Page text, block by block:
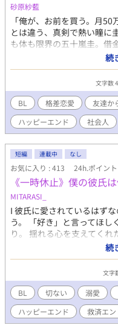
砂原紗藍
「俺が、お前を買う。月
とは違う、真剣で熱い瞳
も体も限界の五十嵐圭。借
ングサイト用“動画モデル”
の親友であり、トラウマ相
代は冗談で弄ばれ、今度
熱く、距離は近く、触れ
「圭、お前は俺のものだよ
れ、心まで奪われそうにな
が交錯する中で、圭は身体
が絡み合い、二人の関係は
る――。 十年越しの秘密と
ー。
続
文字数
BL 格差恋愛 友達か
ハッピーエンド
社会人
短編 連載中 なし
お気に入り : 413 24h.ポイン
《一時休止》僕の彼氏
MITARASI_
I 彼氏に愛されているはず
う。 「好き」と言ってほ
り。 揺れる心を支えてく
た――。 不器用な彼氏との
い。 すべてを失ったときに
りとは。 切なくて、やさ
ストーリー。 Ⅱ 高校を卒
別々の学部に進みながらも
は、通学の疲れや家事の分
ら、少しずつ【これから】
続
文字
BL 切ない 溺愛
ハッピーエンド
救済エン